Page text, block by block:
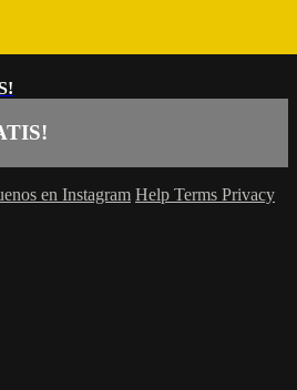
en Instagram Help Terms Privacy